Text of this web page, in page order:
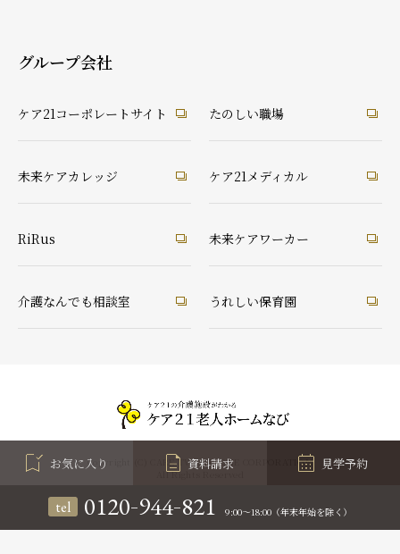
グループ会社
ケア21コーポレートサイト たのしい職場
未来ケアカレッジ ケア21メディカル
RiRus 未来ケアワーカー
介護なんでも相談室 うれしい保育園
Copyright (C) CARE TWENTYONE CORPORATION
All Rights Reserved
お気に入り 資料請求 見学予約
tel 0120-944-821 9:00～18:00（年末年始を除く）